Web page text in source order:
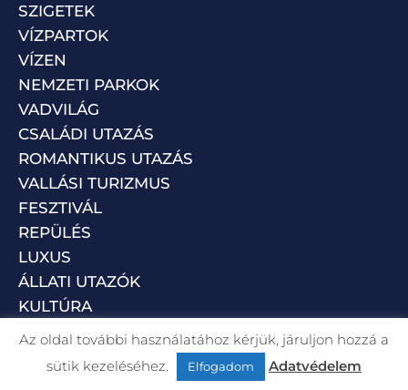
SZIGETEK
VÍZPARTOK
VÍZEN
NEMZETI PARKOK
VADVILÁG
CSALÁDI UTAZÁS
ROMANTIKUS UTAZÁS
VALLÁSI TURIZMUS
FESZTIVÁL
REPÜLÉS
LUXUS
ÁLLATI UTAZÓK
KULTÚRA
Az oldal további használatához kérjük, járuljon hozzá a
sütik kezeléséhez.
Elfogadom Adatvédelem